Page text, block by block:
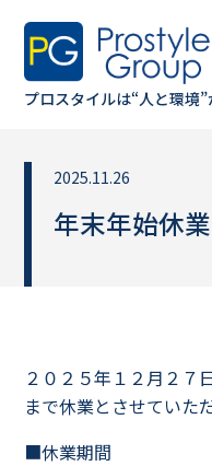
プロスタイルは“人と環境”
採用情報
RECRUIT
Q&A
スタッフブログ
2025.11.26
年末年始休
２０２５年１２月２７
まで休業とさせていた
■休業期間